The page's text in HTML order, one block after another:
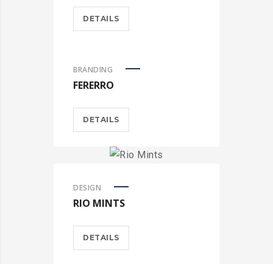
DETAILS
BRANDING
FERERRO
DETAILS
DESIGN
RIO MINTS
DETAILS